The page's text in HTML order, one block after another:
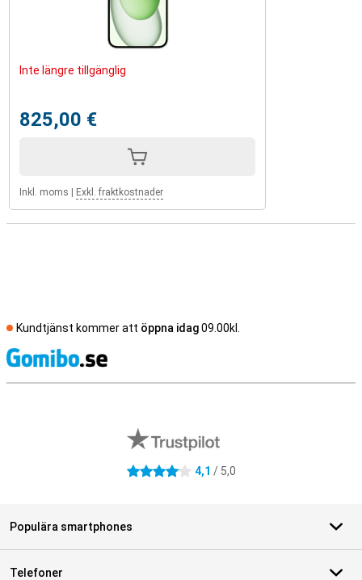
Inte längre tillgänglig
825,00 €
Inkl. moms Exkl. fraktkostnader
Kundtjänst kommer att öppna idag09.00kl.
4.1 stjärnor 4,1 / 5,0
Populära smartphones
Telefoner